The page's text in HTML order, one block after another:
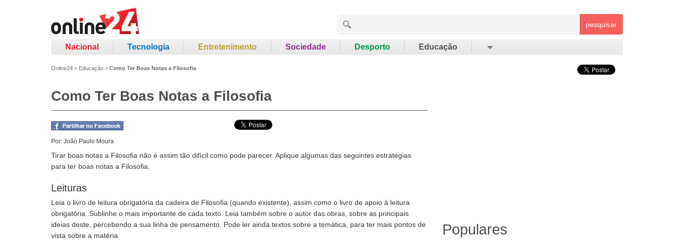
pesquisar
Nacional Tecnologia Entretenimento Sociedade Desporto Educação
Online24 > Educação > Como Ter Boas Notas a Filosofia
Como Ter Boas Notas a Filosofia
Por: João Paulo Moura
Tirar boas notas a Filosofia não é assim tão difícil como pode parecer. Aplique algumas das seguintes estratégias
para ter boas notas a Filosofia.
Leituras
Leia o livro de leitura obrigatória da cadeira de Filosofia (quando existente), assim como o livro de apoio à leitura
obrigatória. Sublinhe o mais importante de cada texto. Leia também sobre o autor das obras, sobre as principais
ideias deste, percebendo a sua linha de pensamento. Pode ler ainda textos sobre a temática, para ter mais pontos de
vista sobre a matéria.
Populares